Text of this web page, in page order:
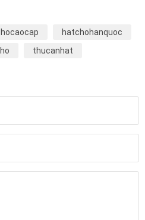
hatchohanquoc
thucanhat